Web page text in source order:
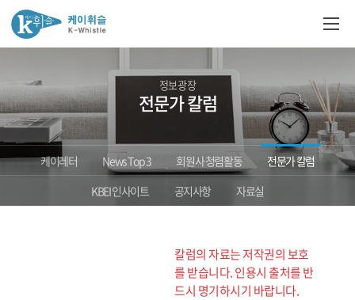
정보광장
전문가 칼럼
케이레터 News Top 3 회원사 청렴활동
전문가 칼럼
KBEI 인사이트
공지사항 자료실
칼럼의 자료는 저작권의 보호
를 받습니다. 인용시 출처를 반
드시 명기하시기 바랍니다.